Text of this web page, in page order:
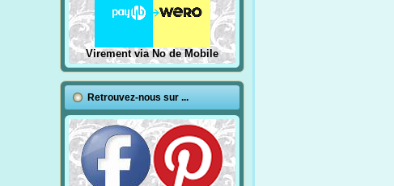
Virement via No de Mobile
Retrouvez-nous sur ...